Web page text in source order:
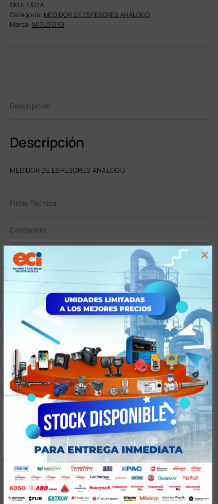
SKU: 7327A
Categoría: MEDIDOR DE ESPESORES ANÁLOGO
Marca: MITUTOYO
Descripción
Descripción
MEDIDOR DE ESPESORES ANÁLOGO
Ficha Técnica
Contenido
Garantía
Tiempos y Condiciones de Entrega
Valoraciones (0)
Productos relacionados
MEDIDOR DE ESPESORES ANÁLOGO
Medidor De Espesores
MEDIDOR DE ESPESORES ANÁLOGO
Medidor De Espesores
×